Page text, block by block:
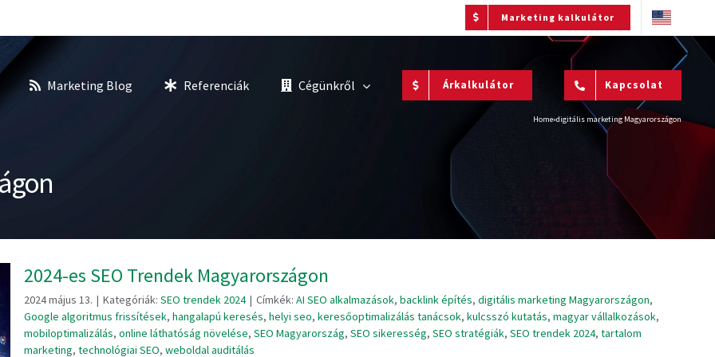
Marketing kalkulátor
Marketing Blog Referenciák Cégünkről Árkalkulátor Kapcsolat
Home»digitális marketing Magyarországon
2024-es SEO Trendek Magyarországon
2024 május 13. | Kategóriák: SEO trendek 2024 | Címkék: AI SEO alkalmazások, backlink építés, digitális marketing Magyarországon,
Google algoritmus frissítések, hangalapú keresés, helyi seo, keresőoptimalizálás tanácsok, kulcsszó kutatás, magyar vállalkozások,
mobiloptimalizálás, online láthatóság növelése, SEO Magyarország, SEO sikeresség, SEO stratégiák, SEO trendek 2024, tartalom
marketing, technológiai SEO, weboldal auditálás